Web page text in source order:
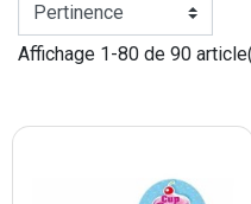
Affichage 1-80 de 90